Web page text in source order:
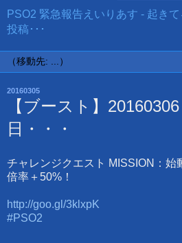
PSO2 緊急報告えいりあす - 起き
投稿･･･
20160305
【ブースト】
日・・・
チャレンジクエスト MISSION：始
倍率＋50%！
http://goo.gl/3klxpK
#PSO2